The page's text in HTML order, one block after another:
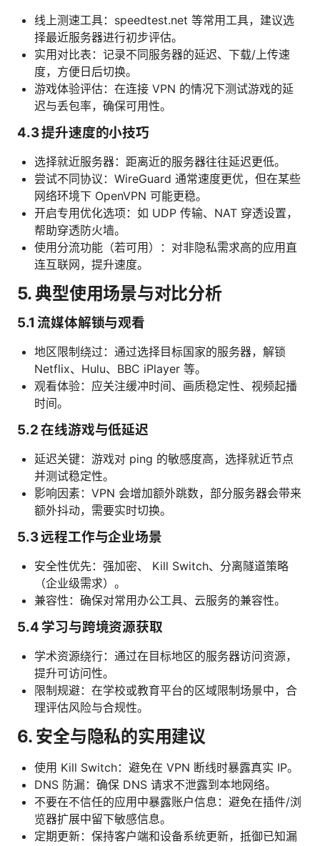
线上测速工具：speedtest.net 等常用工具，建议选
择最近服务器进行初步评估。
实用对比表：记录不同服务器的延迟、下载/上传速
度，方便日后切换。
游戏体验评估：在连接 VPN 的情况下测试游戏的延
迟与丢包率，确保可用性。
4.3 提升速度的小技巧
选择就近服务器：距离近的服务器往往延迟更低。
尝试不同协议：WireGuard 通常速度更优，但在某些
网络环境下 OpenVPN 可能更稳。
开启专用优化选项：如 UDP 传输、NAT 穿透设置，
帮助穿透防火墙。
使用分流功能（若可用）：对非隐私需求高的应用直
连互联网，提升速度。
5. 典型使用场景与对比分析
5.1 流媒体解锁与观看
地区限制绕过：通过选择目标国家的服务器，解锁
Netflix、Hulu、BBC iPlayer 等。
观看体验：应关注缓冲时间、画质稳定性、视频起播
时间。
5.2 在线游戏与低延迟
延迟关键：游戏对 ping 的敏感度高，选择就近节点
并测试稳定性。
影响因素：VPN 会增加额外跳数，部分服务器会带来
额外抖动，需要实时切换。
5.3 远程工作与企业场景
安全性优先：强加密、 Kill Switch、分离隧道策略
（企业级需求）。
兼容性：确保对常用办公工具、云服务的兼容性。
5.4 学习与跨境资源获取
学术资源绕行：通过在目标地区的服务器访问资源，
提升可访问性。
限制规避：在学校或教育平台的区域限制场景中，合
理评估风险与合规性。
6. 安全与隐私的实用建议
使用 Kill Switch：避免在 VPN 断线时暴露真实 IP。
DNS 防漏：确保 DNS 请求不泄露到本地网络。
不要在不信任的应用中暴露账户信息：避免在插件/浏
览器扩展中留下敏感信息。
定期更新：保持客户端和设备系统更新，抵御已知漏